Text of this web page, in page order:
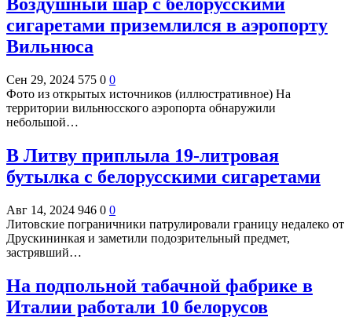
Воздушный шар с белорусскими
сигаретами приземлился в аэропорту
Вильнюса
Сен 29, 2024 575 0 0
Фото из открытых источников (иллюстративное) На
территории вильнюсского аэропорта обнаружили
небольшой…
В Литву приплыла 19-литровая
бутылка с белорусскими сигаретами
Авг 14, 2024 946 0 0
Литовские пограничники патрулировали границу недалеко от
Друскининкая и заметили подозрительный предмет,
застрявший…
На подпольной табачной фабрике в
Италии работали 10 белорусов